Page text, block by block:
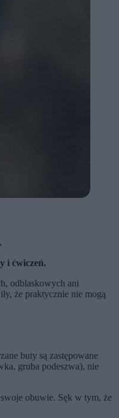
i ćwiczeń.
odblaskowych ani
że praktycznie nie mogą
buty są zastępowane
gruba podeszwa), nie
obuwie. Sęk w tym, że